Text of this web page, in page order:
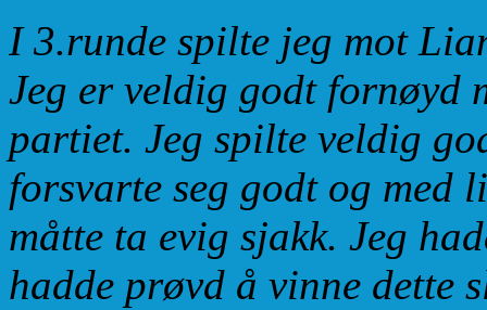
I 3.runde spilte jeg mot
Jeg er veldig godt fornøyd
partiet. Jeg spilte veldig
forsvarte seg godt og
måtte ta evig sjakk. Jeg
hadde prøvd å vinne dette